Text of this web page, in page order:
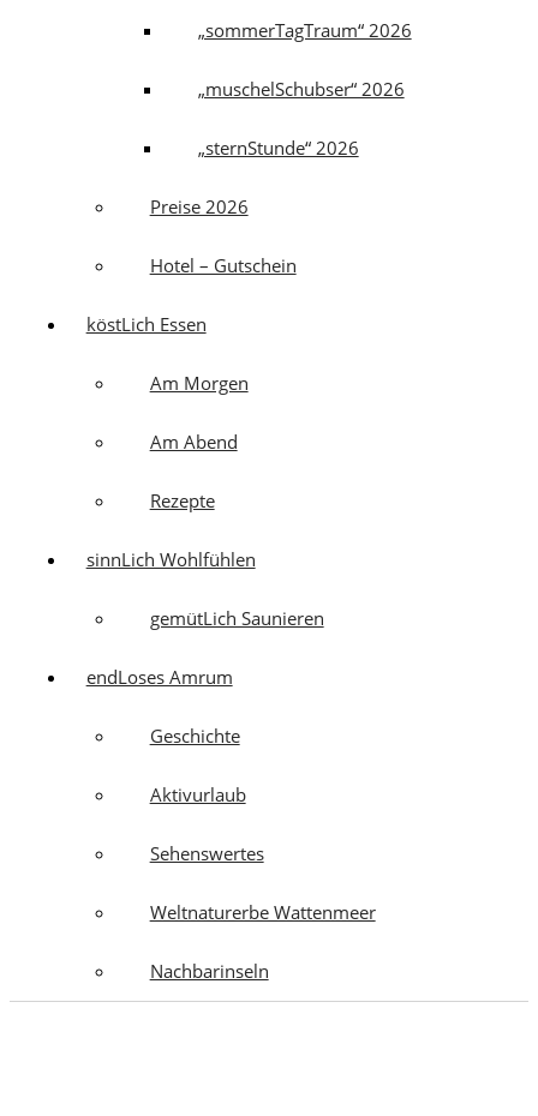
„sommerTagTraum“ 2026
„muschelSchubser“ 2026
„sternStunde“ 2026
Preise 2026
Hotel – Gutschein
köstLich Essen
Am Morgen
Am Abend
Rezepte
sinnLich Wohlfühlen
gemütLich Saunieren
endLoses Amrum
Geschichte
Aktivurlaub
Sehenswertes
Weltnaturerbe Wattenmeer
Nachbarinseln